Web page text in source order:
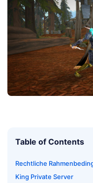
Table of Contents
Rechtliche
King Private Server